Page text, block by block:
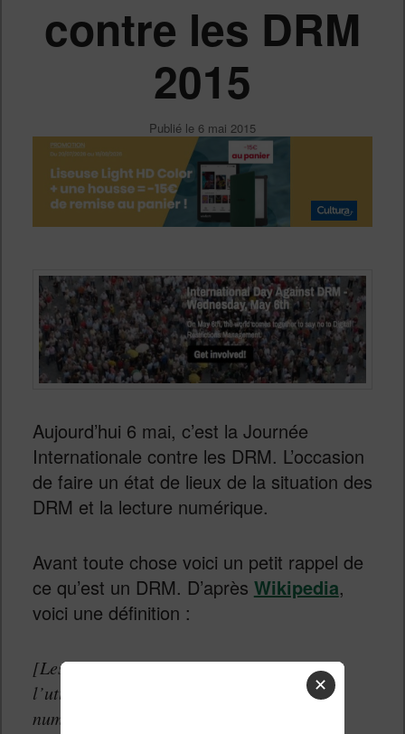
contre les DRM
2015
Publié le 6 mai 2015
Aujourd’hui 6 mai, c’est la Journée
Internationale contre les DRM. L’occasion
de faire un état de lieux de la situation des
DRM et la lecture numérique.
Avant toute chose voici un petit rappel de
ce qu’est un DRM. D’après Wikipedia,
voici une définition :
[Les DRM] ont pour objectif de contrôler
l’utilisation qui est faite des œuvres
numériques. Ces dispositifs peuvent
✕